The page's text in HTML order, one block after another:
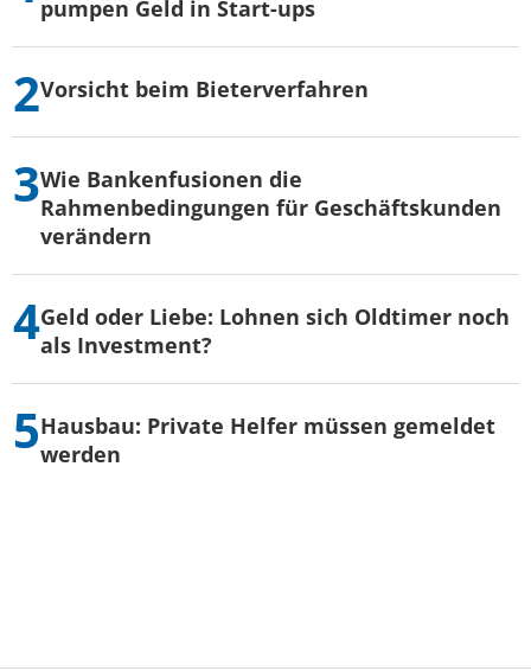
pumpen Geld in Start-ups
Vorsicht beim Bieterverfahren
Wie Bankenfusionen die
Rahmenbedingungen für Geschäftskunden
verändern
Geld oder Liebe: Lohnen sich Oldtimer noch
als Investment?
Hausbau: Private Helfer müssen gemeldet
werden